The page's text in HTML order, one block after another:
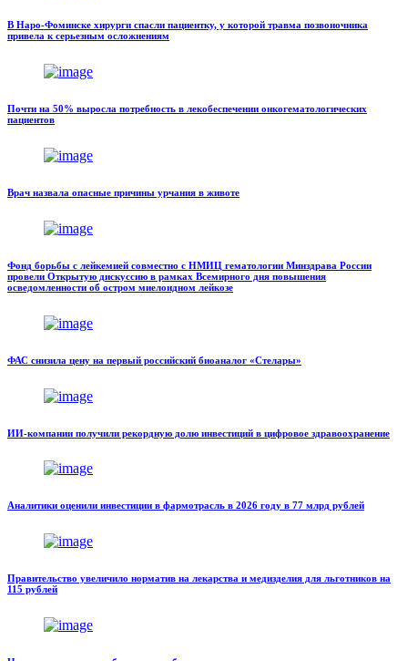
В Наро-Фоминске хирурги спасли пациентку, у которой травма позвоночника
привела к серьезным осложнениям
Почти на 50% выросла потребность в лекобеспечении онкогематологических
пациентов
Врач назвала опасные причины урчания в животе
Фонд борьбы с лейкемией совместно с НМИЦ гематологии Минздрава России
провели Открытую дискуссию в рамках Всемирного дня повышения
осведомленности об остром миелоидном лейкозе
ФАС снизила цену на первый российский биоаналог «Стелары»
ИИ-компании получили рекордную долю инвестиций в цифровое здравоохранение
Аналитики оценили инвестиции в фармотрасль в 2026 году в 77 млрд рублей
Правительство увеличило норматив на лекарства и медизделия для льготников на
115 рублей